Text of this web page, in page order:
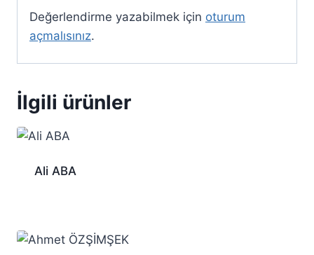
Değerlendirme yazabilmek için oturum
açmalısınız.
İlgili ürünler
Ali ABA